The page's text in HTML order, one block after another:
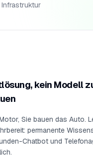
Infrastruktur
kein Modell
Sie bauen das Auto.
permanente
Chatbot und